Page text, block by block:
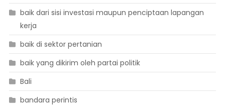
baik dari sisi investasi maupun penciptaan lapangan
kerja
baik di sektor pertanian
baik yang dikirim oleh partai politik
Bali
bandara perintis